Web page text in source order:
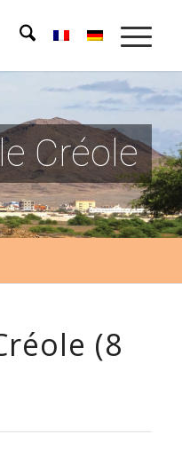
Créole
(8